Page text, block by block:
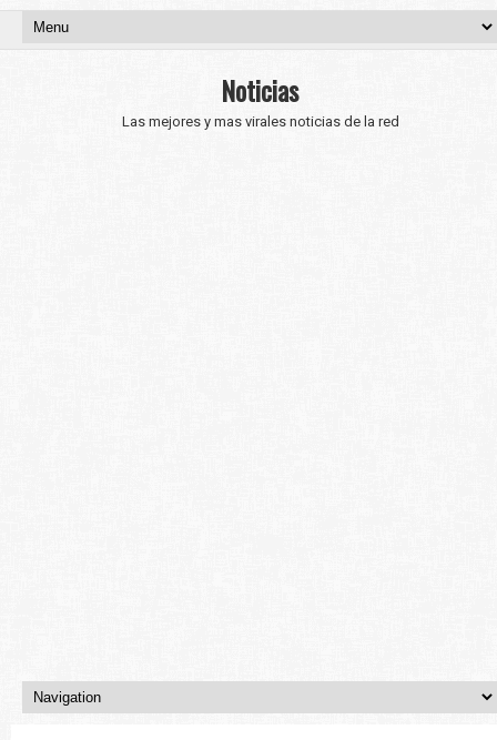
Noticias
Las mejores y mas virales noticias de la red